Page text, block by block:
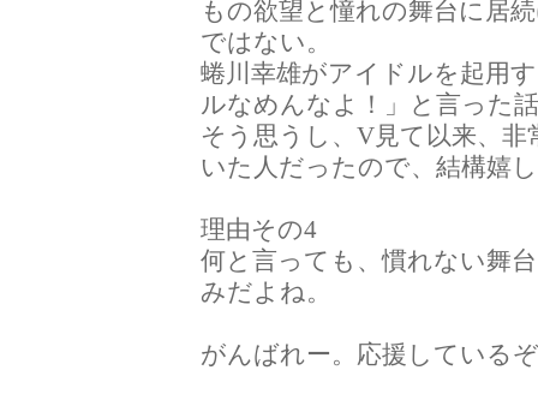
もの欲望と憧れの舞台に居
ではない。
蜷川幸雄がアイドルを起用
ルなめんなよ！」と言った
そう思うし、V見て以来、
いた人だったので、結構
理由その4
何と言っても、慣れない舞
みだよね。
がんばれー。応援している